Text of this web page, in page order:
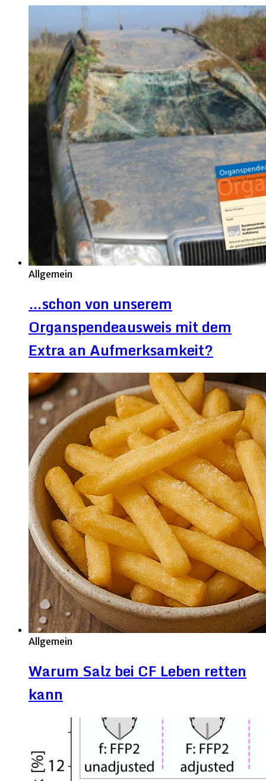
Allgemein
…schon von unserem
Organspendeausweis mit dem
Extra an Aufmerksamkeit?
Allgemein
Warum Salz bei CF Leben retten
kann